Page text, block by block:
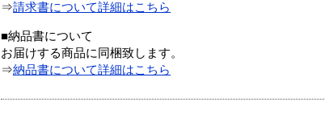
⇒請求書について詳細はこちら
■納品書について
お届けする商品に同梱致します。
⇒納品書について詳細はこちら